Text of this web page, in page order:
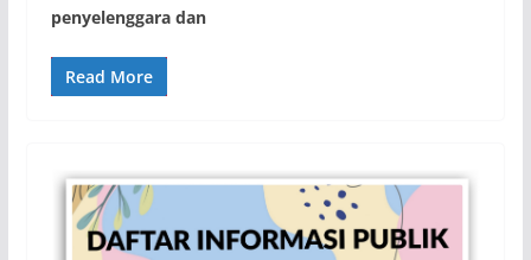
penyelenggara dan
Read More